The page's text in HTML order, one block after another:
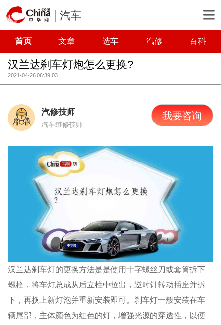
汽车
首页 文章 选车 汽修 百科
汉兰达刹车灯炮怎么更换?
2021-04-26 06:39:03
汽修技师
汽车维修技师
我要咨询
汉兰达刹车灯的更换方法是是使用十字螺丝刀或套筒拆下
螺栓；将车灯总成从后立柱中拉出；逆时针转动插座并拆
下，再换上新灯泡并重新安装即可。刹车灯一般安装在车
辆尾部，主体颜色为红色的灯，增强光源的穿透性，以便